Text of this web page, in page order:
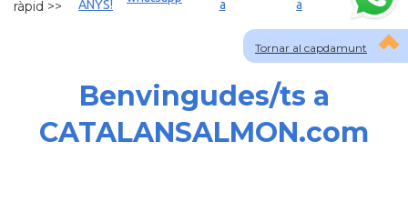
Tornar al capdamunt
ràpid >>
ANYS!
a
a
Benvingudes/ts a
CATALANSALMON.com